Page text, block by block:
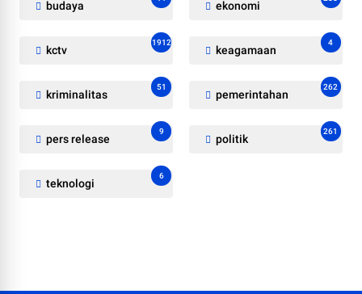
budaya ekonomi
kctv
1912
keagamaan
4
kriminalitas
51
pemerintahan
262
pers release
9
politik
261
teknologi
6